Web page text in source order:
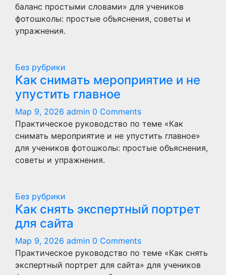
баланс простыми словами» для учеников
фотошколы: простые объяснения, советы и
упражнения.
Без рубрики
Как снимать мероприятие и не
упустить главное
Мар 9, 2026 admin 0 Comments
Практическое руководство по теме «Как
снимать мероприятие и не упустить главное»
для учеников фотошколы: простые объяснения,
советы и упражнения.
Без рубрики
Как снять экспертный портрет
для сайта
Мар 9, 2026 admin 0 Comments
Практическое руководство по теме «Как снять
экспертный портрет для сайта» для учеников